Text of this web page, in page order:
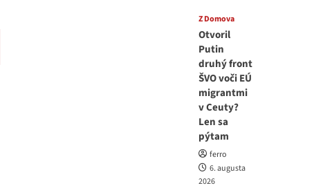
Z Domova
Otvoril
Putin
druhý front
ŠVO voči EÚ
migrantmi
v Ceuty?
Len sa
pýtam
ferro
6. augusta
2026